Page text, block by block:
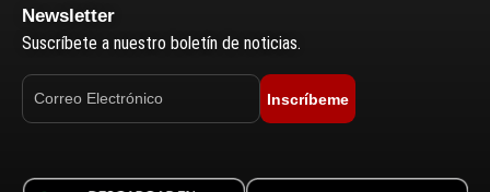
Newsletter
Suscríbete a nuestro boletín de noticias.
Inscríbeme